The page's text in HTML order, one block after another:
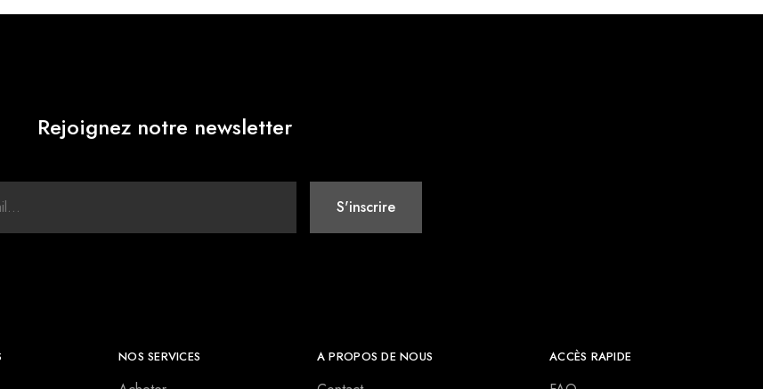
Rejoignez notre newsletter
NOS SERVICES A PROPOS DE NOUS ACCÈS RAPIDE